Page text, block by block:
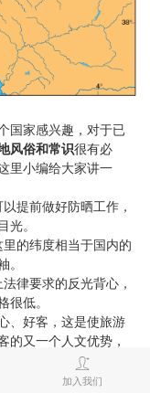
加入我们
国家感兴趣，对于已
风俗和常识很有必
里小编给大家讲一
提前做好防晒工作，
。
的纬度相当于国内的
律要求的反光背心，
低。
、好客，这是使旅游
的又一个人文优势，
生活语言的问题，现
选择华人多的地方。